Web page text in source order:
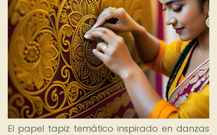
El papel tapiz temático inspirado en danzas